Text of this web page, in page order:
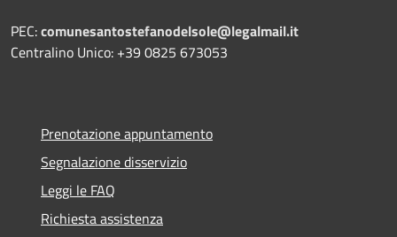
PEC:comunesantostefanodelsole@legalmail.it
Centralino Unico: +39 0825 673053
Prenotazione appuntamento
Segnalazione disservizio
Leggi le FAQ
Richiesta assistenza